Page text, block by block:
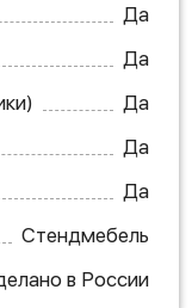
Да
Да
Да
Да
Да
Стендмебель
в России